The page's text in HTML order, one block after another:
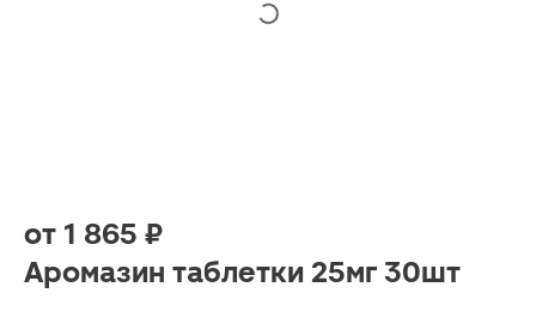
от 1 865 ₽
Аромазин таблетки 25мг 30шт